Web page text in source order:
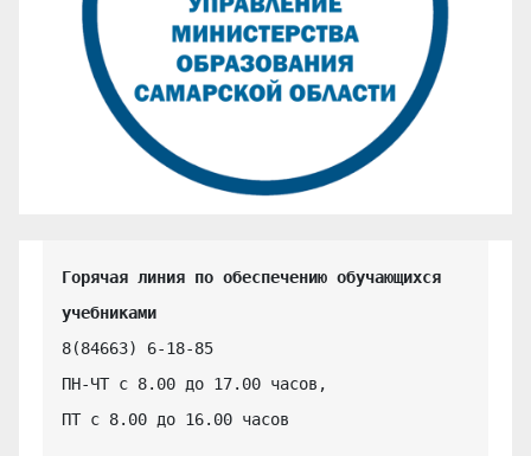
Горячая линия по обеспечению обучающихся
учебниками
8(84663) 6-18-85
ПН-ЧТ с 8.00 до 17.00 часов,
ПТ с 8.00 до 16.00 часов